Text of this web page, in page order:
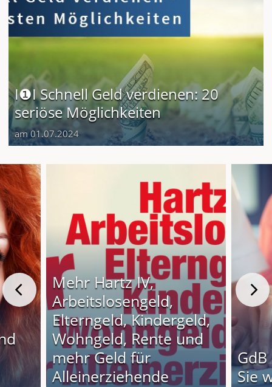
I❶I Schnell Geld verdienen: 20
seriöse Möglichkeiten
am 01.07.2024
Mehr Hartz IV,
Arbeitslosengeld,
Elterngeld, Kindergeld,
Wohngeld, Rente und
mehr Geld für
Alleinerziehende
Sie